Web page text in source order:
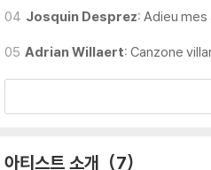
04 Josquin Desprez: Adieu mes
05 Adrian Willaert: Canzone
아티스트 소개 7